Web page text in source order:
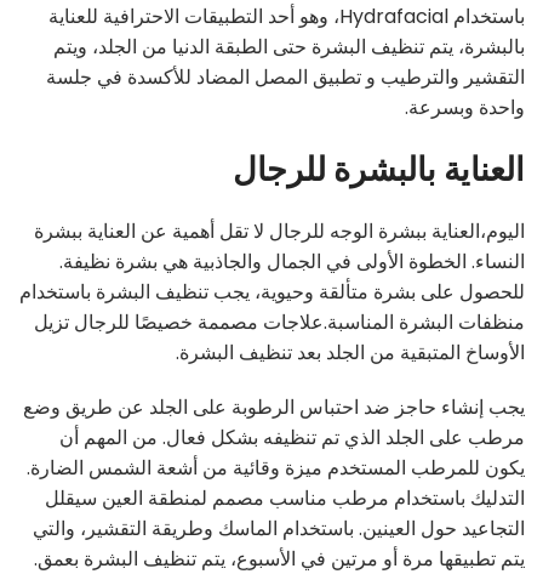
باستخدام Hydrafacial، وهو أحد التطبيقات الاحترافية للعناية
بالبشرة، يتم تنظيف البشرة حتى الطبقة الدنيا من الجلد، ويتم
التقشير والترطيب و تطبيق المصل المضاد للأكسدة في جلسة
واحدة وبسرعة.
العناية بالبشرة للرجال
اليوم،العناية ببشرة الوجه للرجال لا تقل أهمية عن العناية ببشرة
النساء. الخطوة الأولى في الجمال والجاذبية هي بشرة نظيفة.
للحصول على بشرة متألقة وحيوية، يجب تنظيف البشرة باستخدام
منظفات البشرة المناسبة.علاجات مصممة خصيصًا للرجال تزيل
الأوساخ المتبقية من الجلد بعد تنظيف البشرة.
يجب إنشاء حاجز ضد احتباس الرطوبة على الجلد عن طريق وضع
مرطب على الجلد الذي تم تنظيفه بشكل فعال. من المهم أن
يكون للمرطب المستخدم ميزة وقائية من أشعة الشمس الضارة.
التدليك باستخدام مرطب مناسب مصمم لمنطقة العين سيقلل
التجاعيد حول العينين. باستخدام الماسك وطريقة التقشير، والتي
يتم تطبيقها مرة أو مرتين في الأسبوع، يتم تنظيف البشرة بعمق.